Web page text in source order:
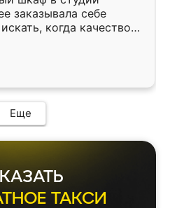
заказывала себе
когда качеством
кухня уже почти
нет.
Еще
ТАКСИ